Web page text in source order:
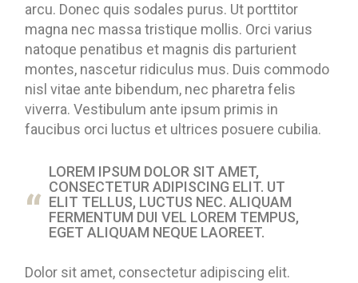
arcu. Donec quis sodales purus. Ut porttitor
magna nec massa tristique mollis. Orci varius
natoque penatibus et magnis dis parturient
montes, nascetur ridiculus mus. Duis commodo
nisl vitae ante bibendum, nec pharetra felis
viverra. Vestibulum ante ipsum primis in
faucibus orci luctus et ultrices posuere cubilia.
LOREM IPSUM DOLOR SIT AMET,
CONSECTETUR ADIPISCING ELIT. UT
ELIT TELLUS, LUCTUS NEC. ALIQUAM
FERMENTUM DUI VEL LOREM TEMPUS,
EGET ALIQUAM NEQUE LAOREET.
Dolor sit amet, consectetur adipiscing elit.